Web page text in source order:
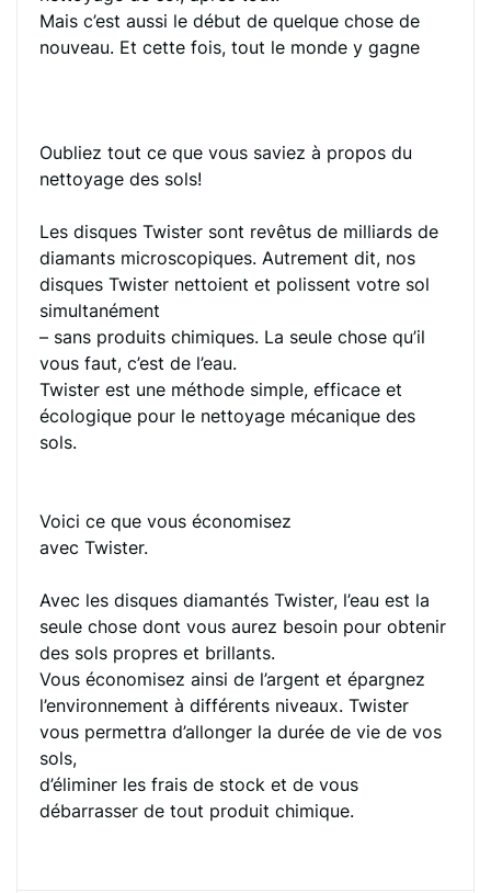
Mais c’est aussi le début de quelque chose de
nouveau. Et cette fois, tout le monde y gagne
Oubliez tout ce que vous saviez à propos du
nettoyage des sols!
Les disques Twister sont revêtus de milliards de
diamants microscopiques. Autrement dit, nos
disques Twister nettoient et polissent votre sol
simultanément
– sans produits chimiques. La seule chose qu’il
vous faut, c’est de l’eau.
Twister est une méthode simple, efficace et
écologique pour le nettoyage mécanique des
sols.
Voici ce que vous économisez
avec Twister.
Avec les disques diamantés Twister, l’eau est la
seule chose dont vous aurez besoin pour obtenir
des sols propres et brillants.
Vous économisez ainsi de l’argent et épargnez
l’environnement à différents niveaux. Twister
vous permettra d’allonger la durée de vie de vos
sols,
d’éliminer les frais de stock et de vous
débarrasser de tout produit chimique.